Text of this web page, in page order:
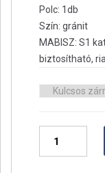
Polc: 1db
Szín: gránit
MABISZ: S1
biztosítható,